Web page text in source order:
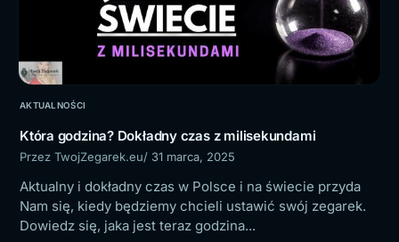
AKTUALNOŚCI
Która godzina? Dokładny czas z milisekundami
Przez TwojZegarek.eu/ 31 marca, 2025
Aktualny i dokładny czas w Polsce i na świecie przyda
Nam się, kiedy będziemy chcieli ustawić swój zegarek.
Dowiedz się, jaka jest teraz godzina...